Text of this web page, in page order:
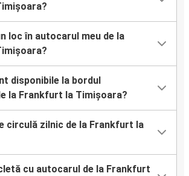
loc în autocarul meu de la
disponibile la bordul
la Frankfurt la Timișoara?
circulă zilnic de la Frankfurt la
cu autocarul de la Frankfurt